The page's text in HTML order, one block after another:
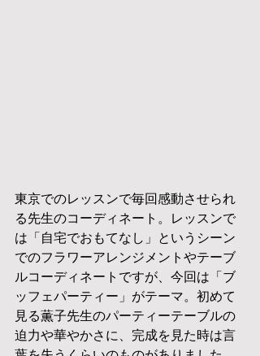
東京でのレッスンで毎回感動させられ
る先生のコーディネート。レッスンで
は「自宅でおもてなし」というシーン
でのフラワーアレンジメントやテーブ
ルコーディネートですが、今回は「ブ
ッフェパーティー」がテーマ。初めて
見る薫子先生のパーティーテーブルの
迫力や華やかさに、完成を見た時は言